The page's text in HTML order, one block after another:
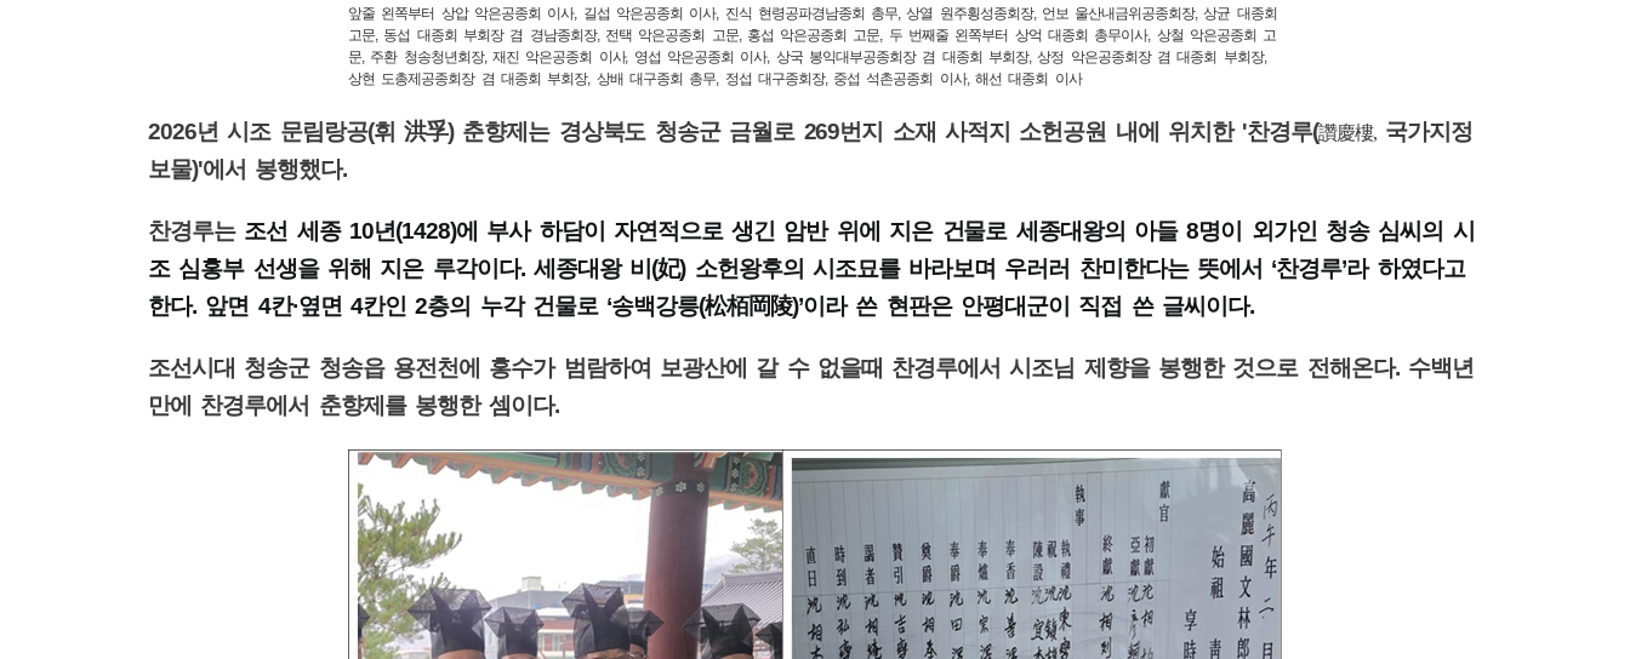
앞줄 왼쪽부터 상압 악은공종회 이사, 길섭 악은공종회 이사, 진식 현령공파경남종회 총무, 상열 원주횡성종회장, 언보 울산내금위공종회장, 상균 대종회
고문, 동섭 대종회 부회장 겸 경남종회장, 전택 악은공종회 고문, 홍섭 악은공종회 고문, 두 번째줄 왼쪽부터 상억 대종회 총무이사, 상철 악은공종회 고
문, 주환 청송청년회장, 재진 악은공종회 이사, 영섭 악은공종회 이사, 상국 봉익대부공종회장 겸 대종회 부회장, 상정 악은공종회장 겸 대종회 부회장,
상현 도총제공종회장 겸 대종회 부회장, 상배 대구종회 총무, 정섭 대구종회장, 중섭 석촌공종회 이사, 해선 대종회 이사
2026년 시조 문림랑공(휘 洪孚) 춘향제는 경상북도 청송군 금월로 269번지 소재 사적지 소헌공원 내에 위치한 '찬경루(讚慶樓, 국가지정
보물)'에서 봉행했다.
찬경루는 조선 세종 10년(1428)에 부사 하담이 자연적으로 생긴 암반 위에 지은 건물로 세종대왕의 아들8명이 외가인 청송 심씨의 시
조 심홍부 선생을 위해 지은 루각이다. 세종대왕 비 (妃) 소헌왕후의 시조묘를 바라보며 우러러 찬미한다는 뜻에서 ‘찬경루’라 하였다고
한다. 앞면 4칸·옆면 4칸인2층의 누각 건물로 ‘송백강릉(松栢岡陵)’이라 쓴 현판은 안평대군이 직접 쓴 글씨이다.
조선시대 청송군 청송읍 용전천에 홍수가 범람하여 보광산에 갈 수 없을때 찬경루에서 시조님 제향을 봉행한 것으로 전해온다. 수백년
만에 찬경루에서 춘향제를 봉행한 셈이다.